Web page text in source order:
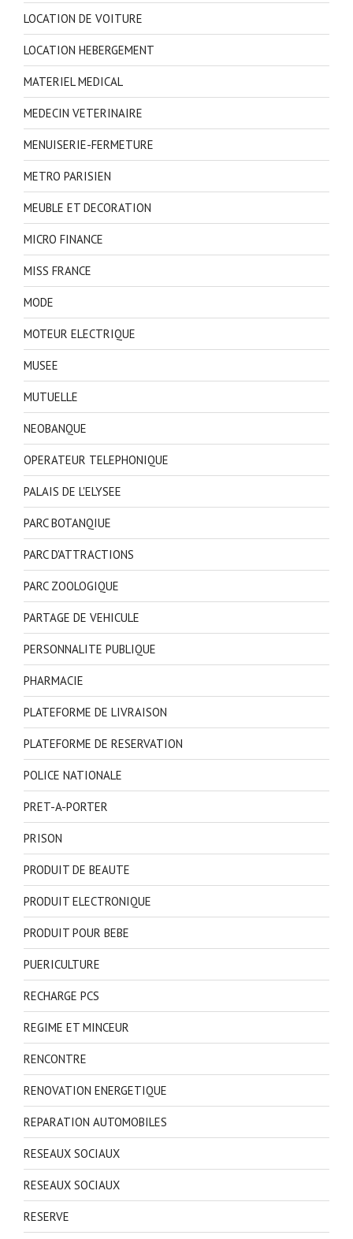
LOCATION DE VOITURE
LOCATION HEBERGEMENT
MATERIEL MEDICAL
MEDECIN VETERINAIRE
MENUISERIE-FERMETURE
METRO PARISIEN
MEUBLE ET DECORATION
MICRO FINANCE
MISS FRANCE
MODE
MOTEUR ELECTRIQUE
MUSEE
MUTUELLE
NEOBANQUE
OPERATEUR TELEPHONIQUE
PALAIS DE L'ELYSEE
PARC BOTANQIUE
PARC D'ATTRACTIONS
PARC ZOOLOGIQUE
PARTAGE DE VEHICULE
PERSONNALITE PUBLIQUE
PHARMACIE
PLATEFORME DE LIVRAISON
PLATEFORME DE RESERVATION
POLICE NATIONALE
PRET-A-PORTER
PRISON
PRODUIT DE BEAUTE
PRODUIT ELECTRONIQUE
PRODUIT POUR BEBE
PUERICULTURE
RECHARGE PCS
REGIME ET MINCEUR
RENCONTRE
RENOVATION ENERGETIQUE
REPARATION AUTOMOBILES
RESEAUX SOCIAUX
RESEAUX SOCIAUX
RESERVE